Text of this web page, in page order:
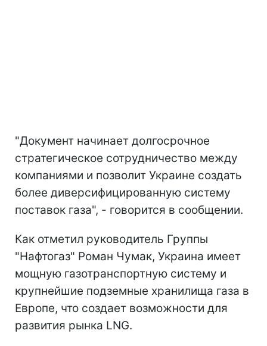
"Документ начинает долгосрочное
стратегическое сотрудничество между
компаниями и позволит Украине создать
более диверсифицированную систему
поставок газа", - говорится в сообщении.
Как отметил руководитель Группы
"Нафтогаз" Роман Чумак, Украина имеет
мощную газотранспортную систему и
крупнейшие подземные хранилища газа в
Европе, что создает возможности для
развития рынка LNG.